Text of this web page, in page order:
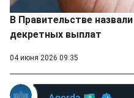
В Правительстве
декретных выплат
04 июня 2026 09:35